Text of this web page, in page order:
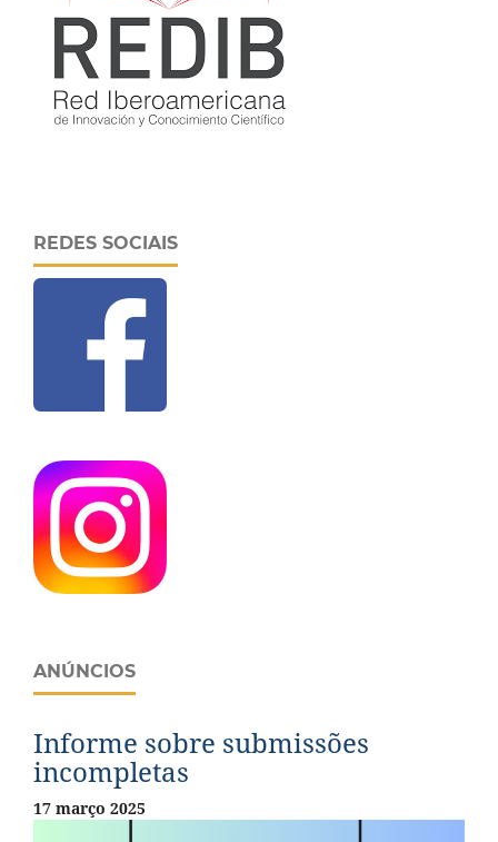
REDES SOCIAIS
ANÚNCIOS
Informe sobre submissões
incompletas
17 março 2025